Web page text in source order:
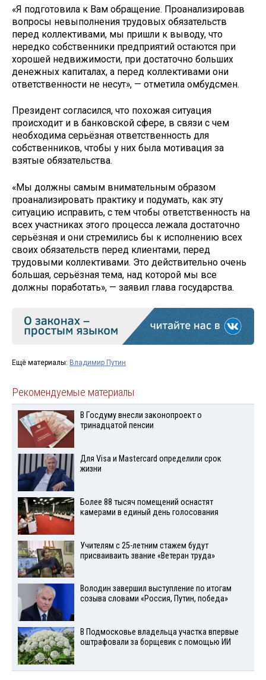
«Я подготовила к Вам обращение. Проанализировав
вопросы невыполнения трудовых обязательств
перед коллективами, мы пришли к выводу, что
нередко собственники предприятий остаются при
хорошей недвижимости, при достаточно больших
денежных капиталах, а перед коллективами они
ответственности не несут», — отметила омбудсмен.
Президент согласился, что похожая ситуация
происходит и в банковской сфере, в связи с чем
необходима серьёзная ответственность для
собственников, чтобы у них была мотивация за
взятые обязательства.
«Мы должны самым внимательным образом
проанализировать практику и подумать, как эту
ситуацию исправить, с тем чтобы ответственность на
всех участниках этого процесса лежала достаточно
серьёзная и они стремились бы к исполнению всех
своих обязательств перед клиентами, перед
трудовыми коллективами. Это действительно очень
большая, серьёзная тема, над которой мы все
должны поработать», — заявил глава государства.
Ещё материалы: Владимир Путин
Рекомендуемые материалы
В Госдуму внесли законопроект о
тринадцатой пенсии
Для Visа и Mastercard определили срок
жизни
Более 88 тысяч помещений оснастят
камерами в единый день голосования
Учителям с 25-летним стажем будут
присваиваить звание «Ветеран труда»
Володин завершил выступление по итогам
созыва словами «Россия, Путин, победа»
В Подмосковье владельца участка впервые
оштрафовали за борщевик с помощью ИИ